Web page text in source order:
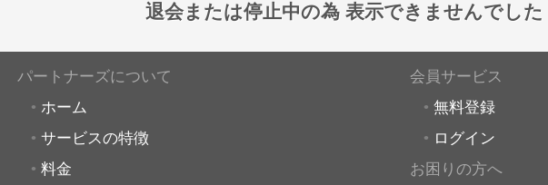
退会または停止中の為 表示できませんでした
パートナーズについて
ホーム
サービスの特徴
料金
会員サービス
無料登録
ログイン
お困りの方へ